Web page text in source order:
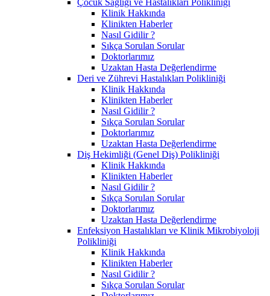
Klinik Hakkında
Klinikten Haberler
Nasıl Gidilir ?
Sıkça Sorulan Sorular
Doktorlarımız
Uzaktan Hasta Değerlendirme
Deri ve Zührevi Hastalıkları Polikliniği
Klinik Hakkında
Klinikten Haberler
Nasıl Gidilir ?
Sıkça Sorulan Sorular
Doktorlarımız
Uzaktan Hasta Değerlendirme
Diş Hekimliği (Genel Diş) Polikliniği
Klinik Hakkında
Klinikten Haberler
Nasıl Gidilir ?
Sıkça Sorulan Sorular
Doktorlarımız
Uzaktan Hasta Değerlendirme
Enfeksiyon Hastalıkları ve Klinik Mikrobiyoloji
Polikliniği
Klinik Hakkında
Klinikten Haberler
Nasıl Gidilir ?
Sıkça Sorulan Sorular